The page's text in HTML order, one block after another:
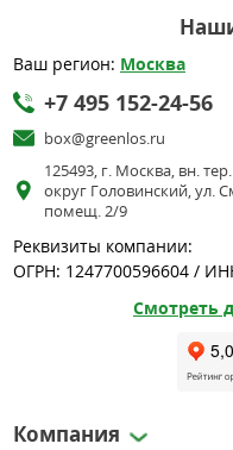
Ваш регион: Москва
+7 495 152-24-56
box@greenlos.ru
125493, г. Москва, вн.
округ Головинский, ул.
помещ. 2/9
Реквизиты компании:
ОГРН: 1247700596604 /
Смотреть
Компания